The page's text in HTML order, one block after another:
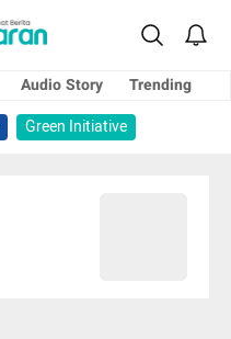
Audio Story
Trending
Green Initiative